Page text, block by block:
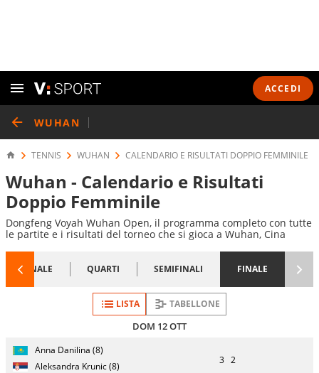
ACCEDI
WUHAN
TENNIS WUHAN CALENDARIO E RISULTATI DOPPIO FEMMINILE
Wuhan - Calendario e Risultati
Doppio Femminile
Dongfeng Voyah Wuhan Open, il programma completo con tutte
le partite e i risultati del torneo che si gioca a Wuhan, Cina
1/8 FINALE QUARTI SEMIFINALI FINALE
LISTA TABELLONE
DOM 12 OTT
Nazionalità
Giocatore
(posizione
testa di
partita
Anna Danilina (8)
3 2
Aleksandra Krunic (8)